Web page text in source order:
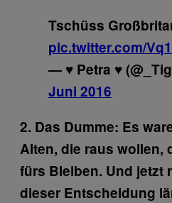
Tschüss
pic.twitter.com/
— ♥ Petra ♥
Juni 2016
2. Das Dumme: Es
Alten, die raus wollen,
fürs Bleiben. Und jetzt
dieser Entscheidung